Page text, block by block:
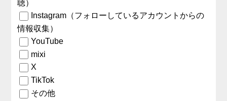
聴）
Instagram（フォローしているアカウントからの
情報収集）
YouTube
mixi
X
TikTok
その他